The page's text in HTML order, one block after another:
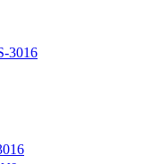
3016